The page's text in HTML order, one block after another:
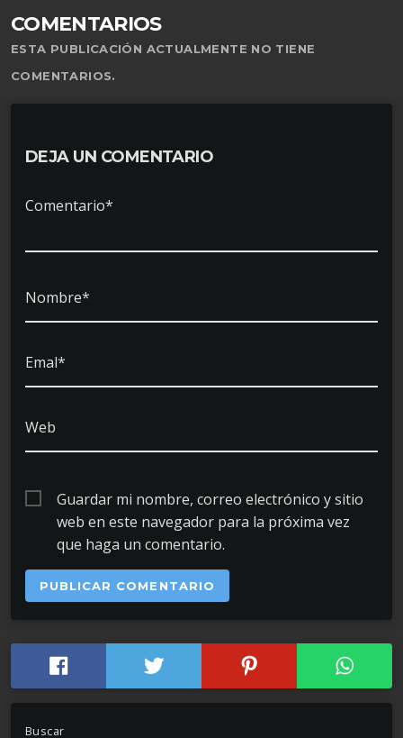
COMENTARIOS
ESTA PUBLICACIÓN ACTUALMENTE NO TIENE
COMENTARIOS.
DEJA UN COMENTARIO
Comentario*
Nombre*
Emal*
Web
Guardar mi nombre, correo electrónico y sitio
web en este navegador para la próxima vez
que haga un comentario.
Buscar